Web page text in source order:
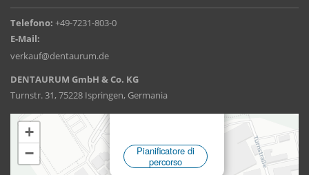
Telefono: +49-7231-803-0
E-Mail:
verkauf@dentaurum.de
DENTAURUM GmbH & Co. KG
Turnstr. 31, 75228 Ispringen, Germania